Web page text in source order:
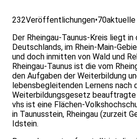
232Veröffentlichungen•70aktuelle
Der Rheingau-Taunus-Kreis liegt
Deutschlands, im Rhein-Main-
und doch inmitten von Wald und
Rheingau-Taunus ist die vom
den Aufgaben der Weiterbildung
lebensbegleitenden Lernens nach
Weiterbildungsgesetz beauftragte
vhs ist eine Flächen-
in Taunusstein, Rheingau (zurzeit
Idstein.